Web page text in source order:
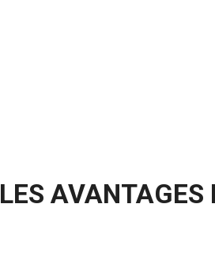
LES AVANTAGES